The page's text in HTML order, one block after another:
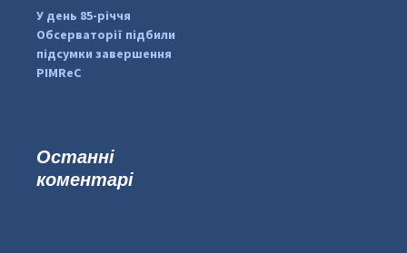
У день 85-річчя
Обсерваторії підбили
підсумки завершення
PIMReC
Останні
коментарі